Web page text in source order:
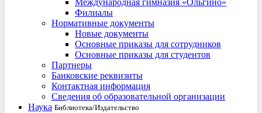
Международная гимназия «Ольгино»
Филиалы
Нормативные документы
Новые документы
Основные приказы для сотрудников
Основные приказы для студентов
Партнеры
Банковские реквизиты
Контактная информация
Сведения об образовательной организации
Наука Библиотека/Издательство